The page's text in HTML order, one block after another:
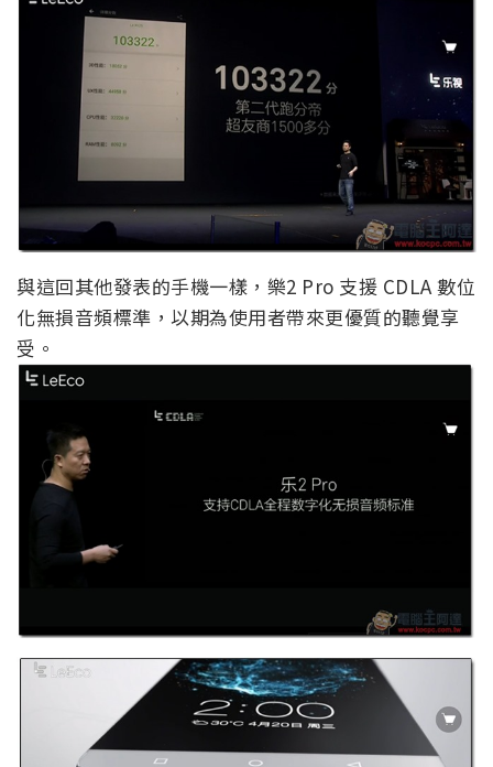
與這回其他發表的手機一樣，樂2 Pro 支援 CDLA 數位
化無損音頻標準，以期為使用者帶來更優質的聽覺享
受。